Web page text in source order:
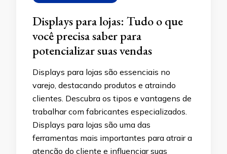
Displays para lojas: Tudo o que
você precisa saber para
potencializar suas vendas
Displays para lojas são essenciais no
varejo, destacando produtos e atraindo
clientes. Descubra os tipos e vantagens de
trabalhar com fabricantes especializados.
Displays para lojas são uma das
ferramentas mais importantes para atrair a
atenção do cliente e influenciar suas